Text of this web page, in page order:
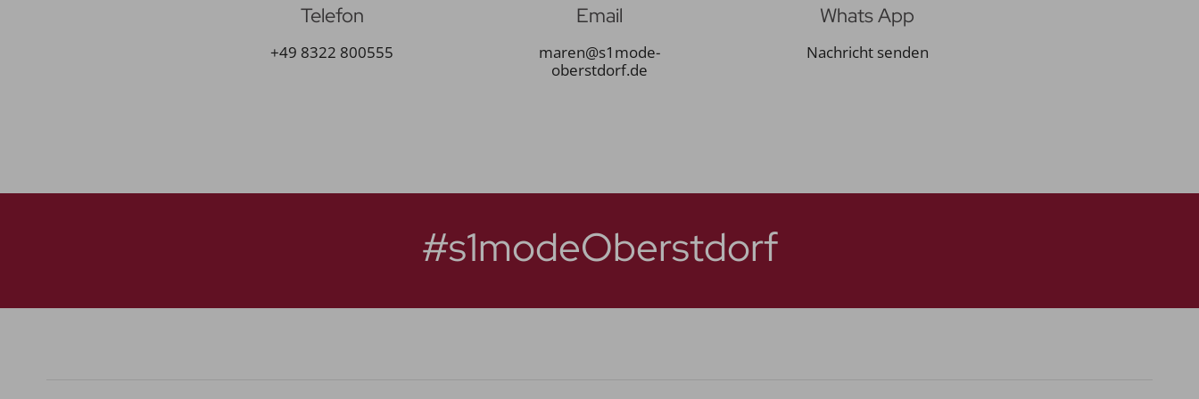
Telefon
+49 8322 800555
Email
maren@s1mode-
oberstdorf.de
Whats App
Nachricht senden
#s1modeOberstdorf